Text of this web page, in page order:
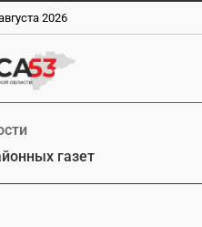
2026
газет